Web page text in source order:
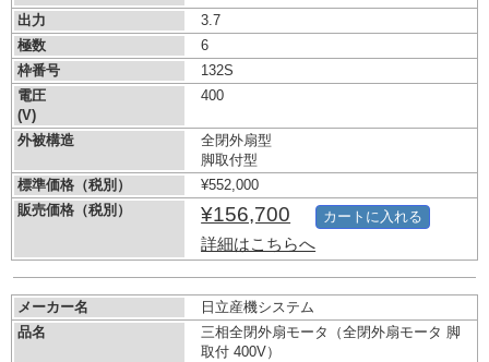
出力
3.7
極数
6
枠番号
132S
電圧
(V)
400
外被構造
全閉外扇型
脚取付型
標準価格（税別）
¥552,000
販売価格（税別）
¥156,700
詳細はこちらへ
カートに入れる
メーカー名
日立産機システム
品名
三相全閉外扇モータ（全閉外扇モータ 脚
取付 400V）